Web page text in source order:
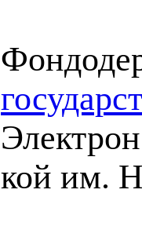
кой им.